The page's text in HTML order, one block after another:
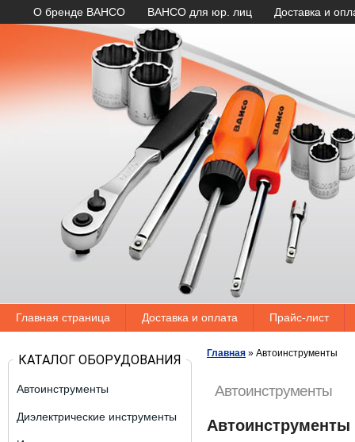
О бренде BAHCO BAHCO для юр. лиц Доставка и
Главная страница Доставка и оплата Прайс-лист
КАТАЛОГ ОБОРУДОВАНИЯ
Автоинструменты
Диэлектрические инструменты
Главная » Автоинструменты
Автоинструменты
Автоинструменты